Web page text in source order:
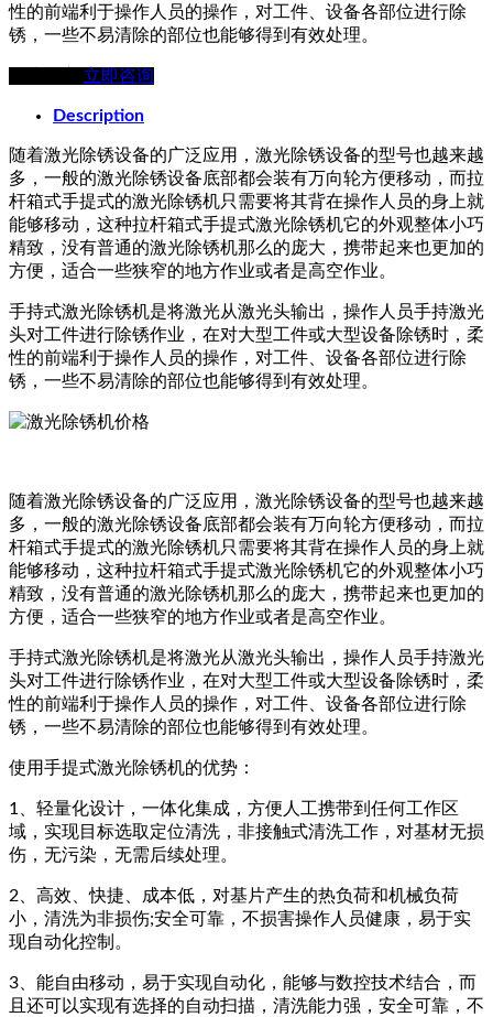
性的前端利于操作人员的操作，对工件、设备各部位进行除
锈，一些不易清除的部位也能够得到有效处理。
立即咨询
Description
随着激光除锈设备的广泛应用，激光除锈设备的型号也越来越
多，一般的激光除锈设备底部都会装有万向轮方便移动，而拉
杆箱式手提式的激光除锈机只需要将其背在操作人员的身上就
能够移动，这种拉杆箱式手提式激光除锈机它的外观整体小巧
精致，没有普通的激光除锈机那么的庞大，携带起来也更加的
方便，适合一些狭窄的地方作业或者是高空作业。
手持式激光除锈机是将激光从激光头输出，操作人员手持激光
头对工件进行除锈作业，在对大型工件或大型设备除锈时，柔
性的前端利于操作人员的操作，对工件、设备各部位进行除
锈，一些不易清除的部位也能够得到有效处理。
随着激光除锈设备的广泛应用，激光除锈设备的型号也越来越
多，一般的激光除锈设备底部都会装有万向轮方便移动，而拉
杆箱式手提式的激光除锈机只需要将其背在操作人员的身上就
能够移动，这种拉杆箱式手提式激光除锈机它的外观整体小巧
精致，没有普通的激光除锈机那么的庞大，携带起来也更加的
方便，适合一些狭窄的地方作业或者是高空作业。
手持式激光除锈机是将激光从激光头输出，操作人员手持激光
头对工件进行除锈作业，在对大型工件或大型设备除锈时，柔
性的前端利于操作人员的操作，对工件、设备各部位进行除
锈，一些不易清除的部位也能够得到有效处理。
使用手提式激光除锈机的优势：
1、轻量化设计，一体化集成，方便人工携带到任何工作区
域，实现目标选取定位清洗，非接触式清洗工作，对基材无损
伤，无污染，无需后续处理。
2、高效、快捷、成本低，对基片产生的热负荷和机械负荷
小，清洗为非损伤;安全可靠，不损害操作人员健康，易于实
现自动化控制。
3、能自由移动，易于实现自动化，能够与数控技术结合，而
且还可以实现有选择的自动扫描，清洗能力强，安全可靠，不